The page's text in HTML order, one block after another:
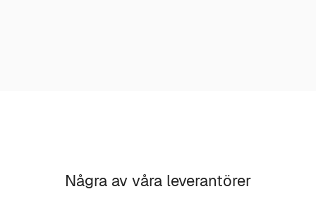
Några av våra leverantörer